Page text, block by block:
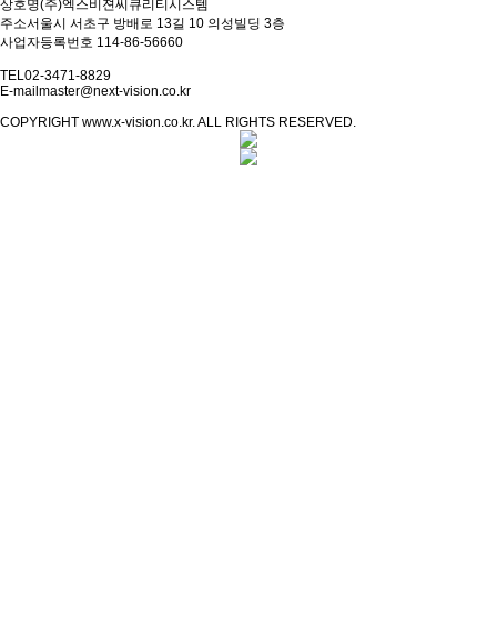
상호명(주)엑스비젼씨큐리티시스템
주소서울시 서초구 방배로 13길 10 의성빌딩 3층
사업자등록번호 114-86-56660
TEL02-3471-8829
E-mail master@next-vision.co.kr
COPYRIGHT www.x-vision.co.kr. ALL RIGHTS RESERVED.